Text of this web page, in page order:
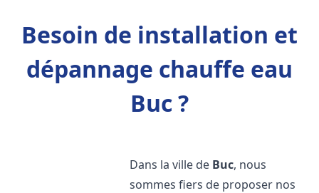
Besoin de installation et
dépannage chauffe eau
Buc ?
Dans la ville de Buc, nous
sommes fiers de proposer nos